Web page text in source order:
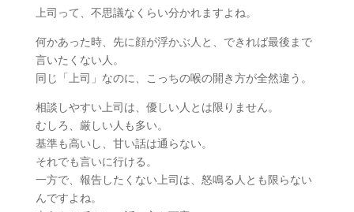
上司って、不思議なくらい分かれますよね。
何かあった時、先に顔が浮かぶ人と、できれば最後まで
言いたくない人。
同じ「上司」なのに、こっちの喉の開き方が全然違う。
相談しやすい上司は、優しい人とは限りません。
むしろ、厳しい人も多い。
基準も高いし、甘い話は通らない。
それでも言いに行ける。
一方で、報告したくない上司は、怒鳴る人とも限らない
んですよね。